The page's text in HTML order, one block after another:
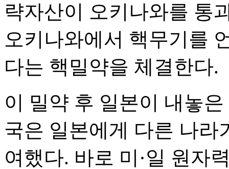
략자산이 오키나와를 통
오키나와에서 핵무기를
다는 핵밀약을 체결한다.
이 밀약 후 일본이 내놓
국은 일본에게 다른 나라
여했다. 바로 미·일 원자